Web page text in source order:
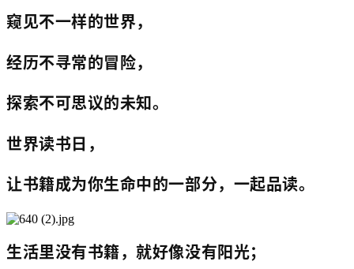
窥见不一样的世界，
经历不寻常的冒险，
探索不可思议的未知。
世界读书日，
让书籍成为你生命中的一部分，一起品读。
生活里没有书籍，就好像没有阳光；